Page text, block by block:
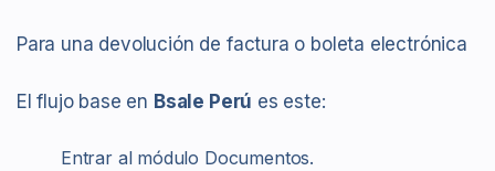
Para una devolución de factura o boleta electrónica
El flujo base en Bsale Perú es este:
Entrar al módulo Documentos.